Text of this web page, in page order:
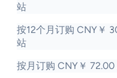
站
按12个月订购 CNY￥
站
按月订购 CNY￥ 72.00